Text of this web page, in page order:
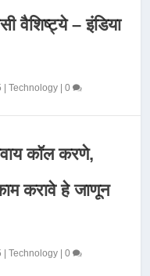
वैशिष्ट्ये – इंडिया
|Technology |0
कॉल करणे,
करावे हे जाणून
|Technology |0